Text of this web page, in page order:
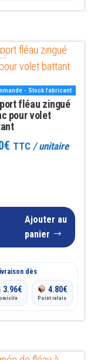
- Stock fabricant
fléau zingué
pour volet
€ TTC/ unitaire
Ajouter au
panier
dès
3.96€ 4.80€
Point relais